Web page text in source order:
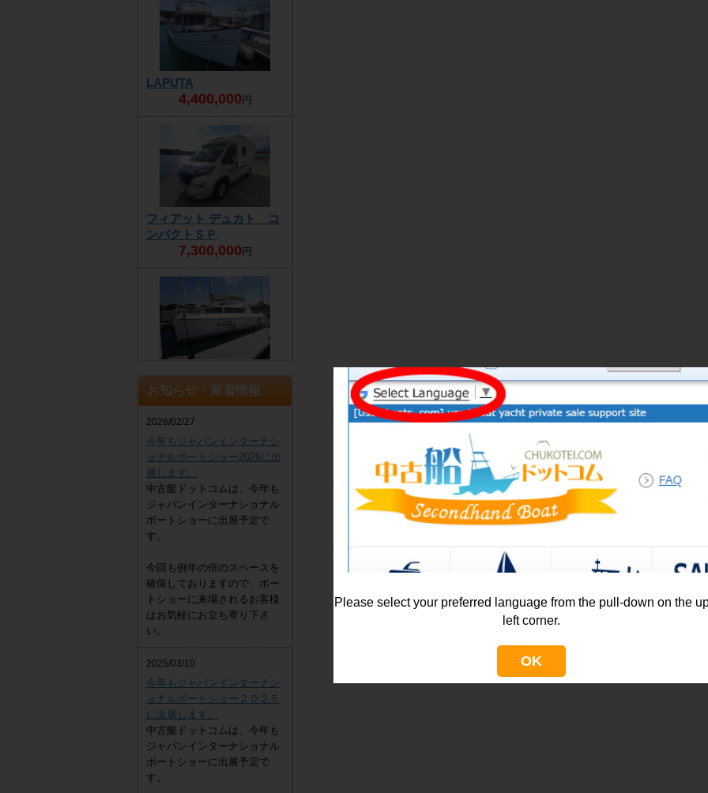
LAPUTA
4,400,000 円
フィアット デュカト コ
ンパクトＳＰ
7,300,000 円
EZ
4,300,000円
お知らせ・新着情報
2026/02/27
今年もジャパンインターナシ
ョナルボートショー2026に出
展します。
中古艇ドットコムは、今年も
ジャパンインターナショナル
ボートショーに出展予定で
す。
今回も例年の倍のスペースを
確保しておりますので、ボー
トショーに来場されるお客様
はお気軽にお立ち寄り下さ
い。
2025/03/10
今年もジャパンインターナシ
ョナルボートショー２０２５
に出展します。
中古艇ドットコムは、今年も
ジャパンインターナショナル
ボートショーに出展予定で
す。
Please select your preferred language from the pull-down on the
left corner.
OK